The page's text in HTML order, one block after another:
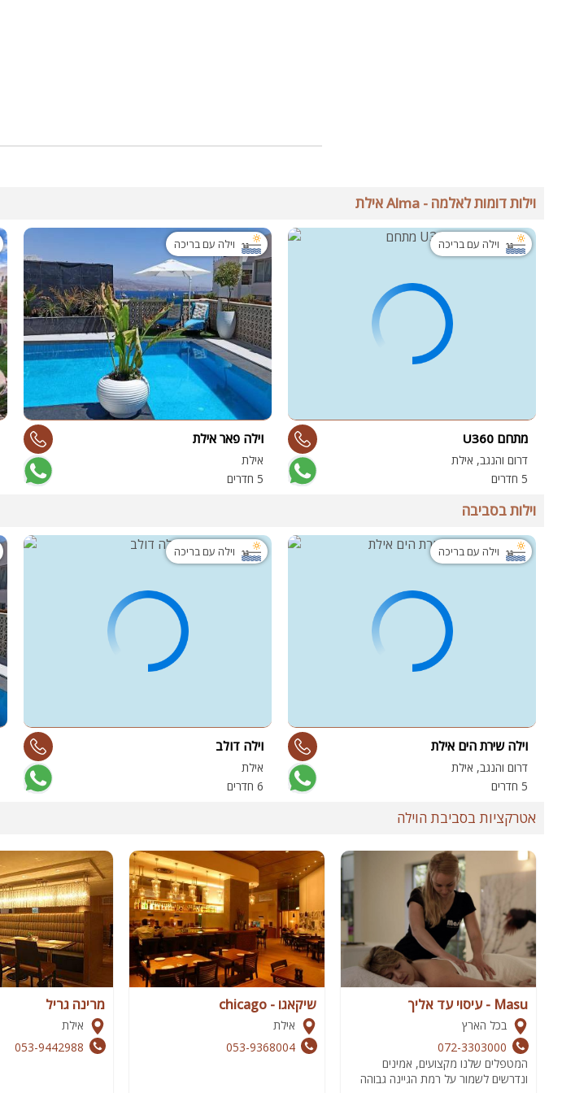
וילות דומות לאלמה - Alma אילת
וילה עם בריכה
מתחם U360
דרום והנגב, אילת
5 חדרים
וילה עם בריכה
וילה פאר אילת
אילת
5 חדרים
וילות בסביבה
וילה עם בריכה
וילה שירת הים אילת
דרום והנגב, אילת
5 חדרים
וילה עם בריכה
וילה דולב
אילת
6 חדרים
אטרקציות בסביבת הוילה
Masu - עיסוי עד אליך
בכל הארץ
072-3303000
המטפלים שלנו מקצועים, אמינים
ונדרשים לשמור על רמת הגיינה גבוהה
שיקאגו - chicago
אילת
053-9368004
מרינה גריל
אילת
053-9442988